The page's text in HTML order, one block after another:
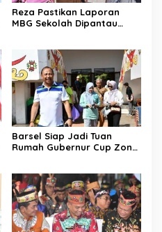
Reza Pastikan Laporan
MBG Sekolah Dipantau
Barsel Siap Jadi Tuan
Rumah Gubernur Cup Zona